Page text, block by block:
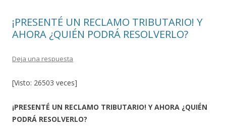
¡PRESENTÉ UN RECLAMO TRIBUTARIO! Y
AHORA ¿QUIÉN PODRÁ RESOLVERLO?
Deja una respuesta
[Visto: 26503 veces]
¡PRESENTÉ UN RECLAMO TRIBUTARIO! Y AHORA ¿QUIÉN
PODRÁ RESOLVERLO?